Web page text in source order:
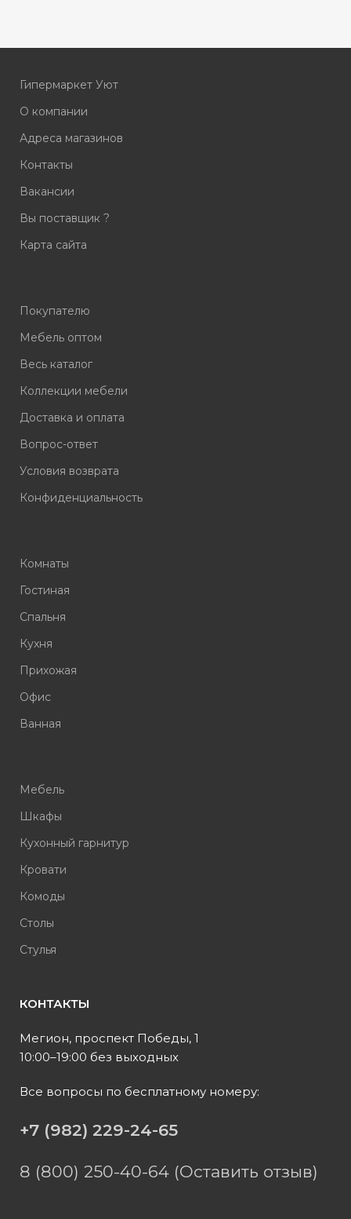
Гипермаркет Уют
О компании
Адреса магазинов
Контакты
Вакансии
Вы поставщик ?
Карта сайта
Покупателю
Мебель оптом
Весь каталог
Коллекции мебели
Доставка и оплата
Вопрос-ответ
Условия возврата
Конфиденциальность
Комнаты
Гостиная
Спальня
Кухня
Прихожая
Офис
Ванная
Мебель
Шкафы
Кухонный гарнитур
Кровати
Комоды
Столы
Стулья
КОНТАКТЫ
Мегион, проспект Победы, 1
10:00–19:00 без выходных
Все вопросы по бесплатному номеру:
+7 (982) 229-24-65
8 (800) 250-40-64 (Оставить отзыв)